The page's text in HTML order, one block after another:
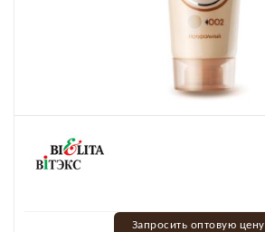
Запросить оптовую цену